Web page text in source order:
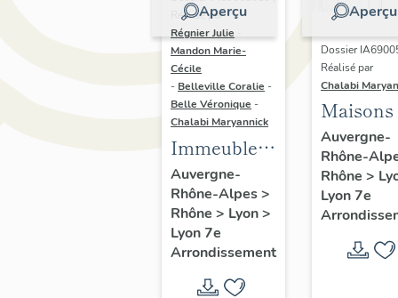
Aperçu
Réalisé par
Régnier Julie
Mandon Marie-
Cécile
- Belleville Coralie -
Belle Véronique -
Chalabi Maryannick
Immeubles
du secteur
d'étude La
Guillotière
Auvergne-
Rhône-Alpes>
Rhône > Lyon>
Lyon 7e
Arrondissement
Aperçu
Dossier
Réalisé par
Chalabi
Maisons
Auvergne-
Rhône-
Rhône >
Lyon 7e